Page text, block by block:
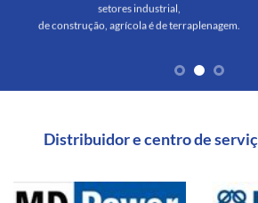
setores industrial,
de construção, agrícola é de terraplenagem.
Distribuidor e centro de